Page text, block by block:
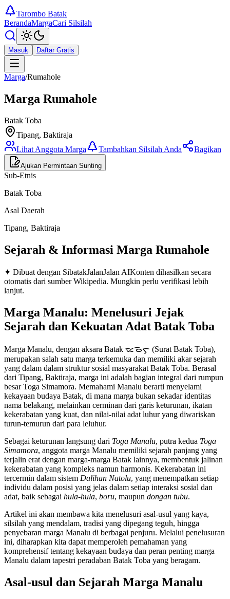
Tarombo Batak
BerandaMargaCari Silsilah
Masuk Daftar Gratis
Marga/Rumahole
Marga Rumahole
Batak Toba
Tipang, Baktiraja
Lihat Anggota Marga
Tambahkan Silsilah Anda Bagikan
Ajukan Permintaan Sunting
Sub-Etnis
Batak Toba
Asal Daerah
Tipang, Baktiraja
Sejarah & Informasi Marga Rumahole
✦ Dibuat dengan SibatakJalanJalan AIKonten dihasilkan secara
otomatis dari sumber Wikipedia. Mungkin perlu verifikasi lebih
lanjut.
Marga Manalu: Menelusuri Jejak
Sejarah dan Kekuatan Adat Batak Toba
Marga Manalu, dengan aksara Batak ᯔᯉᯞᯮ (Surat Batak Toba),
merupakan salah satu marga terkemuka dan memiliki akar sejarah
yang dalam dalam struktur sosial masyarakat Batak Toba. Berasal
dari Tipang, Baktiraja, marga ini adalah bagian integral dari rumpun
besar Toga Simamora. Memahami Manalu berarti menyelami
kekayaan budaya Batak, di mana marga bukan sekadar identitas
nama belakang, melainkan cerminan dari garis keturunan, ikatan
kekerabatan yang kuat, dan nilai-nilai adat luhur yang diwariskan
turun-temurun dari para leluhur.
Sebagai keturunan langsung dari Toga Manalu, putra kedua Toga
Simamora, anggota marga Manalu memiliki sejarah panjang yang
terjalin erat dengan marga-marga Batak lainnya, membentuk jalinan
kekerabatan yang kompleks namun harmonis. Kekerabatan ini
tercermin dalam sistem Dalihan Natolu, yang menempatkan setiap
individu dalam posisi yang jelas dalam setiap interaksi sosial dan
adat, baik sebagai hula-hula, boru, maupun dongan tubu.
Artikel ini akan membawa kita menelusuri asal-usul yang kaya,
silsilah yang mendalam, tradisi yang dipegang teguh, hingga
penyebaran marga Manalu di berbagai penjuru. Melalui penelusuran
ini, diharapkan kita dapat memperoleh pemahaman yang
komprehensif tentang kekayaan budaya dan peran penting marga
Manalu dalam tapestri peradaban Batak Toba yang beragam.
Asal-usul dan Sejarah Marga Manalu